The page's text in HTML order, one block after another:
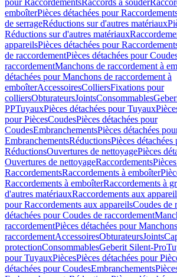
pour RaccordementsRaccords à souder
emboîterPièces détachées pour
de serrageRéductions sur d'autres matériaux
Réductions sur d'autres matériaux
appareilsPièces détachées pour
de raccordementPièces détachées pour
raccordementManchons de raccordement à
détachées pour Manchons de raccordement à
emboîterAccessoiresColliersFixations pour
colliersObturateursJointsConsommables
PPTuyauxPièces détachées pour Tuyaux
pour PiècesCoudesPièces détachées pour
CoudesEmbranchementsPièces détachées
EmbranchementsRéductionsPièces détachées
RéductionsOuvertures de nettoyagePièces
Ouvertures de nettoyageRaccordements
RaccordementsRaccordements à emboîter
Raccordements à emboîterRaccordements à
d'autres matériauxRaccordements aux
pour Raccordements aux appareilsCoudes de
détachées pour Coudes de raccordement
raccordementPièces détachées pour
raccordementAccessoiresObturateursJoints
protectionConsommablesGeberit Silent-Pro
pour TuyauxPiècesPièces détachées pour
détachées pour CoudesEmbranchements